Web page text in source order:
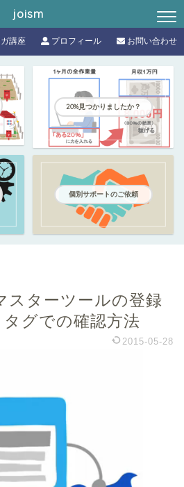
joism
講座 プロフィール お問い合わせ
20%見つかりましたか？
個別サポートのご依頼
スターツールの登録
グでの確認方法
2015-05-28